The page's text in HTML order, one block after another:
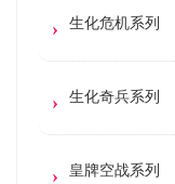
生化危机系列
生化奇兵系列
皇牌空战系列